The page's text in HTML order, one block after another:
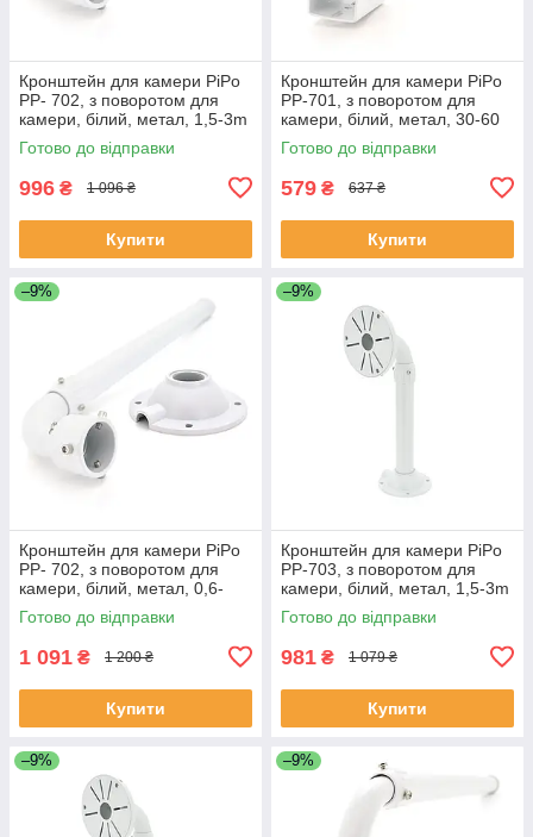
Кронштейн для камери PiPo
PP- 702, з поворотом для
камери, білий, метал, 1,5-3m
ЕКОБОКС
Готово до відправки
996 ₴ 1 096 ₴
Купити
Кронштейн для камери PiPo
PP-701, з поворотом для
камери, білий, метал, 30-60
см ЕКОБОКС
Готово до відправки
579 ₴ 637 ₴
Купити
–9%
Кронштейн для камери PiPo
PP- 702, з поворотом для
камери, білий, метал, 0,6-
1,2m ЕКОБОКС
Готово до відправки
1 091 ₴ 1 200 ₴
Купити
–9%
Кронштейн для камери PiPo
PP-703, з поворотом для
камери, білий, метал, 1,5-3m
ЕКОБОКС
Готово до відправки
981 ₴ 1 079 ₴
Купити
–9% –9%